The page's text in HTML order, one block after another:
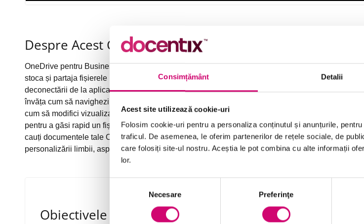
Consimțământ Detalii
Acest site utilizează cookie-uri
Folosim cookie-uri pentru a personaliza conținutul și anunțurile,
traficul. De asemenea, le oferim partenerilor de rețele sociale, de
care folosiți site-ul nostru. Aceștia le pot combina cu alte informații
lor.
consimțământului
Necesare Preferinţe
Despre Acest Curs
OneDrive pentru Business, aplicație componentă a pachetului Microsoft Office 365, este folosită
stoca și partaja fișierele la care lucrezi. Acest curs în cinci părți începe cu prezentarea autentificării
deconectării de la aplicația OneDrive. Înainte să începi să încarci fișiere și să creezi documente
învăța cum să navighezi interfața OneDrive și funcțiile aplicației. Vei afla cum să navighezi printre
cum să modifici vizualizarea directoarelor. În continuare, vei descoperi cum poți folosi bara de
pentru a găsi rapid un fișier în OneDrive, folosind informațiile de bază despre document. Vei afla
cauți documentele tale OneDrive direct de pe computerul tău. Cursul se încheie cu o prezentare a
personalizării limbii, aspectului, fusului orar și al notificărilor de pe contul tău de Office 365.
Obiectivele Cursului